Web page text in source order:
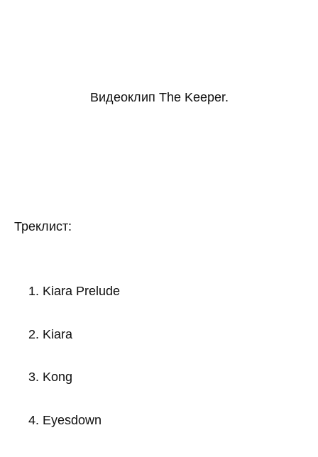
Видеоклип The Keeper.
Треклист:
Kiara Prelude
Kiara
Kong
Eyesdown